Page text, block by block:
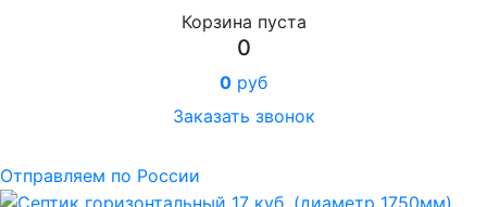
Корзина пуста
0
0 руб
Заказать звонок
Отправляем по России